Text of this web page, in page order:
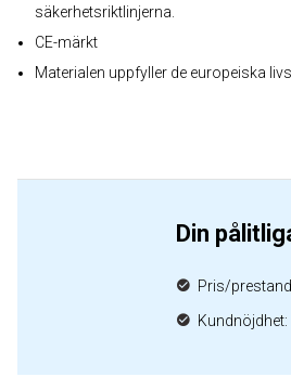
säkerhetsriktlinjerna.
CE-märkt
Materialen uppfyller de europeiska
Din
Pris/